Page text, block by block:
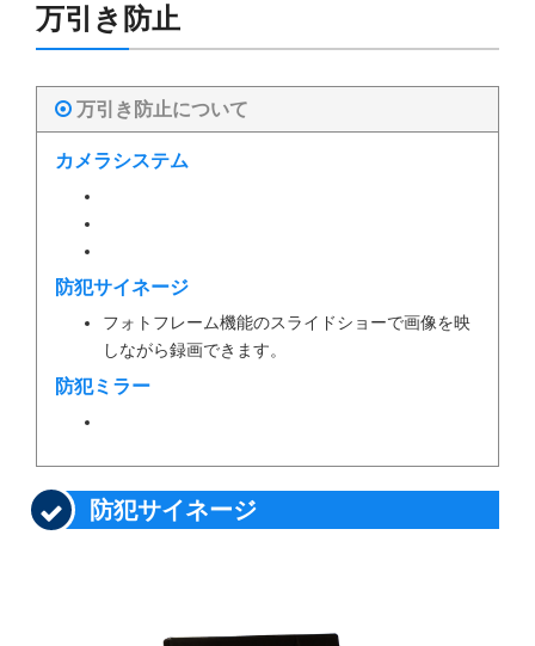
万引き防止
万引き防止について
カメラシステム
防犯サイネージ
フォトフレーム機能のスライドショーで画像を映
しながら録画できます。
防犯ミラー
防犯サイネージ